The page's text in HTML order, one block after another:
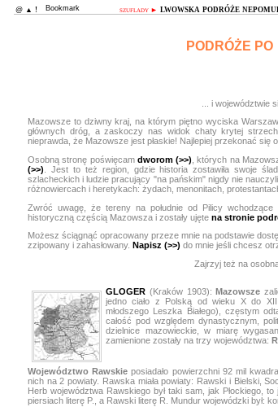
@ ▲ ! szuflady ► LWOWSKA PODRÓŻE
PODRÓŻE PO
... i województwie
Mazowsze to dziwny kraj, na którym piętno wyciska
głównych dróg, a zaskoczy nas widok chaty krytej
nieprawda, że Mazowsze jest płaskie! Najlepiej przekonać się
Osobną stronę poświęcam dworom (>>) , których na
(>>) . Jest to też region, gdzie historia zostawiła swoje
szlacheckich i ludzie pracujący "na pańskim" nigdy nie
różnowiercach i heretykach: żydach, menonitach,
Zwróć uwagę, że tereny na południe od Pilicy
historyczną częścią Mazowsza i zostały ujęte na stronie
Możesz ściągnąć opracowany przeze mnie na podstawie
zzipowany i zahasłowany. Napisz (>>) do mnie jeśli chcesz
Zajrzyj też na
GLOGER (Kraków 1903): Mazowsze
jedno ciało z Polską od wieku X do
młodszego Leszka Białego), częstym
całość pod względem dynastycznym,
dzielnice mazowieckie, w miarę
zamienione zostały na trzy województwa:
Województwo Rawskieposiadało powierzchni 92 mil
nich na 2 powiaty. Rawska miała powiaty: Rawski i Bielski,
Herb województwa Rawskiego był taki sam, jak Płockiego,
piersiach literę P., a Rawski literę R. Mundur wojewódzki był: